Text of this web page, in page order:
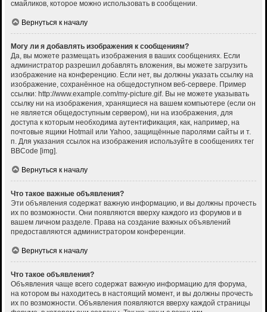
смайликов, которое можно использовать в сообщении.
Вернуться к началу
Могу ли я добавлять изображения к сообщениям?
Да, вы можете размещать изображения в ваших сообщениях. Если
администратор разрешил добавлять вложения, вы можете загрузить
изображение на конференцию. Если нет, вы должны указать ссылку на
изображение, сохранённое на общедоступном веб-сервере. Пример
ссылки: http://www.example.com/my-picture.gif. Вы не можете указывать
ссылку ни на изображения, хранящиеся на вашем компьютере (если он
не является общедоступным сервером), ни на изображения, для
доступа к которым необходима аутентификация, как, например, на
почтовые ящики Hotmail или Yahoo, защищённые паролями сайты и т.
п. Для указания ссылок на изображения используйте в сообщениях тег
BBCode [img].
Вернуться к началу
Что такое важные объявления?
Эти объявления содержат важную информацию, и вы должны прочесть
их по возможности. Они появляются вверху каждого из форумов и в
вашем личном разделе. Права на создание важных объявлений
предоставляются администратором конференции.
Вернуться к началу
Что такое объявления?
Объявления чаще всего содержат важную информацию для форума,
на котором вы находитесь в настоящий момент, и вы должны прочесть
их по возможности. Объявления появляются вверху каждой страницы